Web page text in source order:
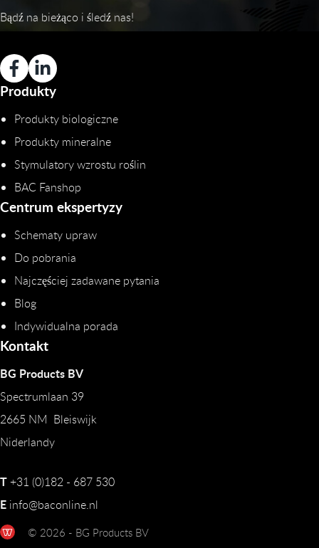
Bądź na bieżąco i śledź nas!
Produkty
Produkty biologiczne
Produkty mineralne
Stymulatory wzrostu roślin
BAC Fanshop
Centrum ekspertyzy
Schematy upraw
Do pobrania
Najczęściej zadawane pytania
Blog
Indywidualna porada
Kontakt
BG Products BV
Spectrumlaan 39
2665 NM Bleiswijk
Niderlandy
T+31 (0)182 - 687 530
E info@baconline.nl
© 2026 - BG Products BV